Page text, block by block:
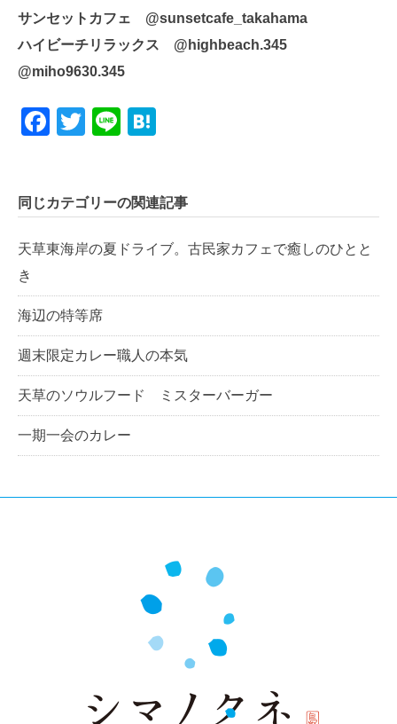
サンセットカフェ @sunsetcafe_takahama
ハイビーチリラックス @highbeach.345
@miho9630.345
Facebook
Twitter
Line
同じカテゴリーの関連記事
天草東海岸の夏ドライブ。古民家カフェで癒しのひとと
き
海辺の特等席
週末限定カレー職人の本気
天草のソウルフード ミスターバーガー
一期一会のカレー